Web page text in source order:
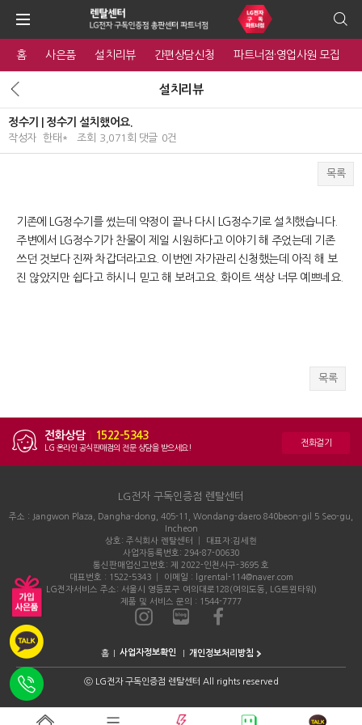
홈 사은품 설치리뷰 간편상담신청 파트너점·영업사원 모집
설치리뷰
정수기 | 정수기 설치했어요.
작성자 한태* 조회 3,071회 댓글 0건
목록
기존에 LG정수기를 썼는데 약정이 끝나 다시 LG정수기로 설치했습니다.
주변에서 LG정수기가 찬물이 제일 시원하다고 이야기 해 주었는데 기존
쓰던 것보다 진짜 차갑더라고요. 이번엔 자가관리 신청했는데 아직 해 보
진 않았지만 쉽다고 하시니 믿고 해 보려고요. 화이트 색상 너무 예쁘네요.
목록
전화상담 1522-5343
LG 온라인 공식판매점의 전문 상담을 받으세요! 전화걸기
LG전자 구독인증점 렌탈센터
주소 : Jangwon Plaza, Dangha-dong, 405-11, Wondang-daero 840beon-gil 5 Seo-gu,
Incheon
상호: 주식회사 렌탈센터 │ 대표자:김세현
사업자등록번호: 294-87-00630
통신판매업신고번호: 제 2022-인천서구-3695 호
대표번호 : 1522-5343 │ 이메일 : lgrental-114@naver.com
LG전자서비스 주소: 서울시 영등포구 여의대로128(여의도동, LG트윈타워)
제품 및 서비스 문의 : 1544-7777
홈 개인정보처리방침
ⓒLG전자 구독인증점 렌탈센터 All rights reserved